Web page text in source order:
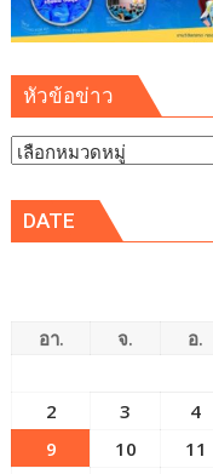
หัวข้อข่าว
หัวข้อ
DATE
อา. จ. อ.
2
3 4
9
10 11